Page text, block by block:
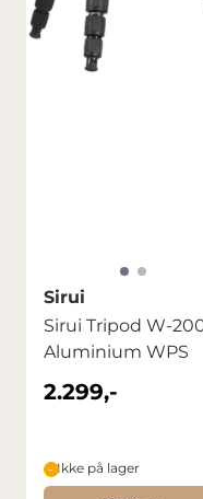
Sirui
Sirui Tripod W-
Aluminium WPS
2.299,-
Ikke på lager